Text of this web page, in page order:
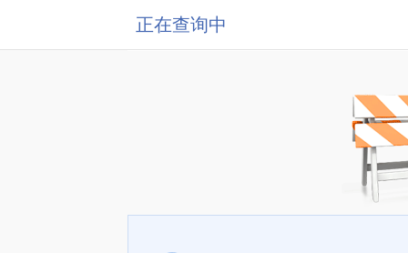
正在查询中